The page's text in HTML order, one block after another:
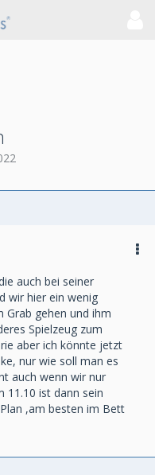
auch bei seiner
wir hier ein wenig
Grab gehen und ihm
Spielzeug zum
aber ich könnte jetzt
nur wie soll man es
auch wenn wir nur
11.10 ist dann sein
,am besten im Bett